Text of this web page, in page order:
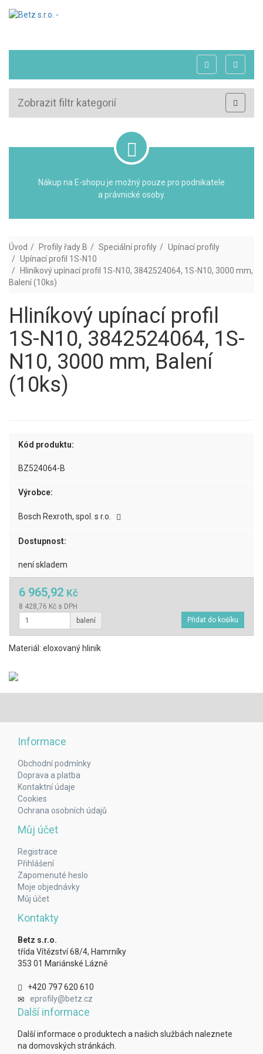
Zobrazit filtr kategorií
Nákup na E-shopu je možný pouze pro podnikatele
a právnické osoby.
Úvod Profily řady B Speciální profily
Upínací profily
Upínací profil 1S-N10
Hliníkový upínací profil 1S-N10, 3842524064, 1S-N10, 3000 mm,
Balení (10ks)
Hliníkový upínací profil
1S-N10, 3842524064, 1S-
N10, 3000 mm, Balení
(10ks)
Kód produktu:
BZ524064-B
Výrobce:
Bosch Rexroth, spol. s r.o.
Dostupnost:
není skladem
6 965,92 Kč
8 428,76 Kč s DPH
balení
Materiál: eloxovaný hliník
Informace
Obchodní podmínky
Doprava a platba
Kontaktní údaje
Cookies
Ochrana osobních údajů
Můj účet
Registrace
Přihlášení
Zapomenuté heslo
Moje objednávky
Můj účet
Kontakty
Betz s.r.o.
třída Vítězství 68/4, Hamrníky
353 01 Mariánské Lázně
+420 797 620 610
eprofily@betz.cz
Další informace
Další informace o produktech a našich službách naleznete
na domovských stránkách.